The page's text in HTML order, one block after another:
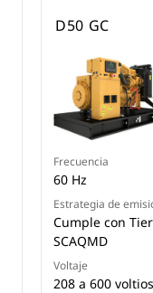
D50 GC
Frecuencia
60 Hz
Estrategia de
Cumple con
SCAQMD
Voltaje
208 a 600 voltios